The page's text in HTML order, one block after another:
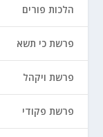
הלכות פורים
פרשת כי תשא
פרשת ויקהל
פרשת פקודי